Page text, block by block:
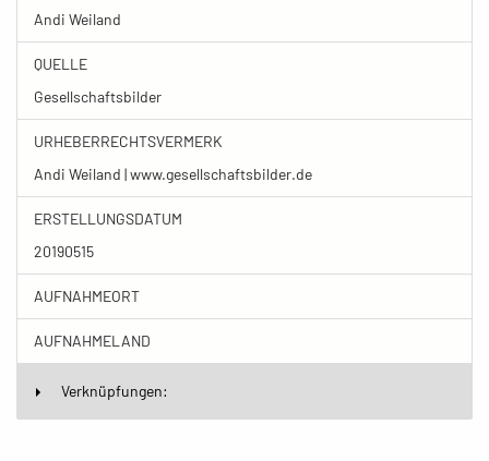
Andi Weiland
QUELLE
Gesellschaftsbilder
URHEBERRECHTSVERMERK
Andi Weiland | www.gesellschaftsbilder.de
ERSTELLUNGSDATUM
20190515
AUFNAHMEORT
AUFNAHMELAND
Verknüpfungen: